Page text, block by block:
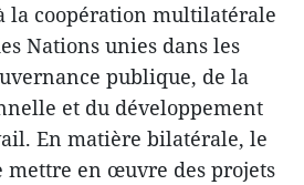
la coopération multilatérale
Nations unies dans les
publique, de la
et du développement
En matière bilatérale, le
mettre en œuvre des projets